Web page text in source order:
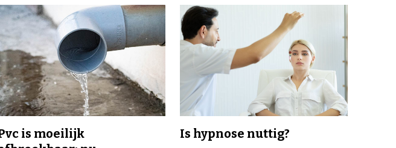
is moeilijk
Is hypnose nuttig?